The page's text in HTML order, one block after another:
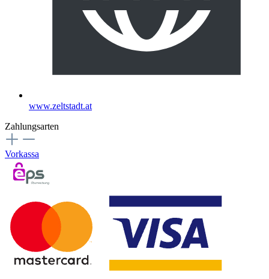
www.zeltstadt.at
Zahlungsarten
Vorkassa